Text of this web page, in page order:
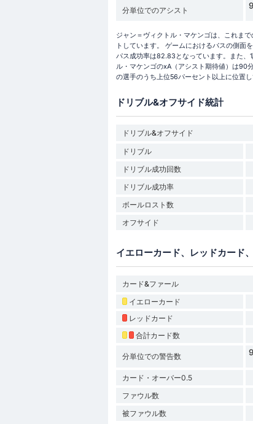
分単位でのアシスト
ジャン＝ヴィクトル・マケンゴは、これま
トしています。 ゲームにおけるパスの側面
パス成功率は82.83となっています。また、
ル・マケンゴのxA（アシスト期待値）は90
の選手のうち上位56パーセント以上に位置し
ドリブル&オフサイド統計
ドリブル&オフサイド
ドリブル
ドリブル成功回数
ドリブル成功率
ボールロスト数
オフサイド
イエローカード、レッドカード
カード&ファール
イエローカード
レッドカード
合計カード数
分単位での警告数
カード・オーバー0.5
ファウル数
被ファウル数